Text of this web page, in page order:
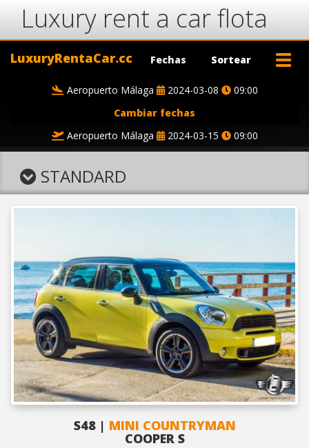
Luxury rent a car flota
LuxuryRentaCar.cc Sortear
Fechas
Aeropuerto Málaga 2024-03-08
09:00
Cambiar fechas
Aeropuerto Málaga
2024-03-15 09:00
STANDARD
S48 | MINI COUNTRYMAN
COOPER S